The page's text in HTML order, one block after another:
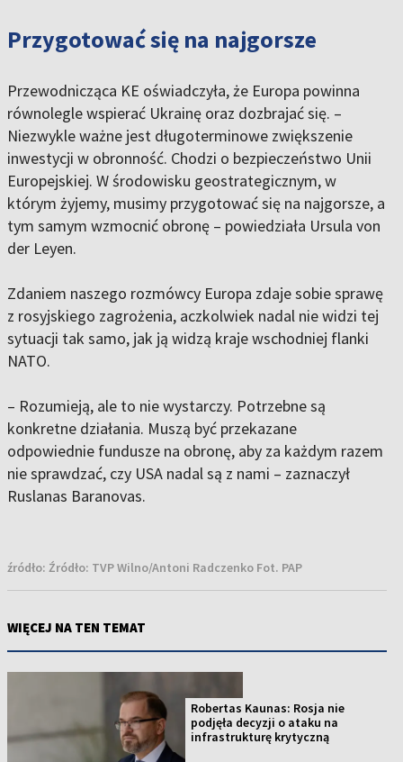
Przygotować się na najgorsze
Przewodnicząca KE oświadczyła, że Europa powinna
równolegle wspierać Ukrainę oraz dozbrajać się. –
Niezwykle ważne jest długoterminowe zwiększenie
inwestycji w obronność. Chodzi o bezpieczeństwo Unii
Europejskiej. W środowisku geostrategicznym, w
którym żyjemy, musimy przygotować się na najgorsze, a
tym samym wzmocnić obronę – powiedziała Ursula von
der Leyen.
Zdaniem naszego rozmówcy Europa zdaje sobie sprawę
z rosyjskiego zagrożenia, aczkolwiek nadal nie widzi tej
sytuacji tak samo, jak ją widzą kraje wschodniej flanki
NATO.
– Rozumieją, ale to nie wystarczy. Potrzebne są
konkretne działania. Muszą być przekazane
odpowiednie fundusze na obronę, aby za każdym razem
nie sprawdzać, czy USA nadal są z nami – zaznaczył
Ruslanas Baranovas.
źródło: Źródło: TVP Wilno/Antoni Radczenko Fot. PAP
WIĘCEJ NA TEN TEMAT
Robertas Kaunas: Rosja nie
podjęła decyzji o ataku na
infrastrukturę krytyczną